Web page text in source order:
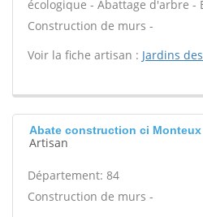
écologique - Abattage d'arbre -
Construction de murs -
Voir la fiche artisan : Jardins
Abate construction ci Monteux
Artisan
Département: 84
Construction de murs -